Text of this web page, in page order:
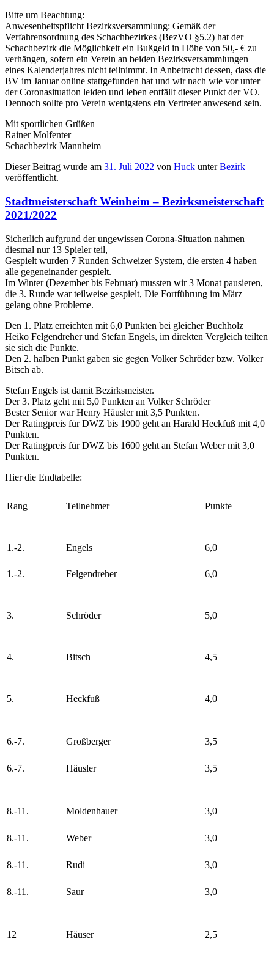
Bitte um Beachtung:
Anwesenheitspflicht Bezirksversammlung: Gemäß der
Verfahrensordnung des Schachbezirkes (BezVO §5.2) hat der
Schachbezirk die Möglichkeit ein Bußgeld in Höhe von 50,- € zu
verhängen, sofern ein Verein an beiden Bezirksversammlungen
eines Kalenderjahres nicht teilnimmt. In Anbetracht dessen, dass die
BV im Januar online stattgefunden hat und wir nach wie vor unter
der Coronasituation leiden und leben entfällt dieser Punkt der VO.
Dennoch sollte pro Verein wenigstens ein Vertreter anwesend sein.
Mit sportlichen Grüßen
Rainer Molfenter
Schachbezirk Mannheim
Dieser Beitrag wurde am 31. Juli 2022 von Huck unterBezirk
veröffentlicht.
Stadtmeisterschaft Weinheim – Bezirksmeisterschaft
2021/2022
Sicherlich aufgrund der ungewissen Corona-Situation nahmen
diesmal nur 13 Spieler teil,
Gespielt wurden 7 Runden Schweizer System, die ersten 4 haben
alle gegeneinander gespielt.
Im Winter (Dezember bis Februar) mussten wir 3 Monat pausieren,
die 3. Runde war teilweise gespielt, Die Fortführung im März
gelang ohne Probleme.
Den 1. Platz erreichten mit 6,0 Punkten bei gleicher Buchholz
Heiko Felgendreher und Stefan Engels, im direkten Vergleich teilten
sie sich die Punkte.
Den 2. halben Punkt gaben sie gegen Volker Schröder bzw. Volker
Bitsch ab.
Stefan Engels ist damit Bezirksmeister.
Der 3. Platz geht mit 5,0 Punkten an Volker Schröder
Bester Senior war Henry Häusler mit 3,5 Punkten.
Der Ratingpreis für DWZ bis 1900 geht an Harald Heckfuß mit 4,0
Punkten.
Der Ratingpreis für DWZ bis 1600 geht an Stefan Weber mit 3,0
Punkten.
Hier die Endtabelle:
Rang Teilnehmer Punkte
1.-2. Engels 6,0
1.-2. Felgendreher 6,0
3. Schröder 5,0
4. Bitsch 4,5
5. Heckfuß 4,0
6.-7. Großberger 3,5
6.-7. Häusler 3,5
8.-11. Moldenhauer 3,0
8.-11. Weber 3,0
8.-11. Rudi 3,0
8.-11. Saur 3,0
12 Häuser 2,5